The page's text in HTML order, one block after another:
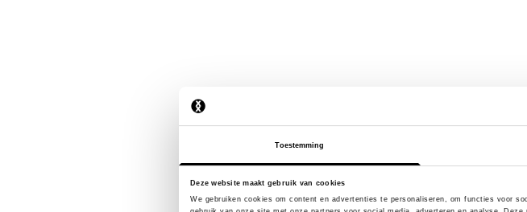
Toestemming
Deze website maakt gebruik van cookies
We gebruiken cookies om content en advertenties te personaliseren, om functies voor